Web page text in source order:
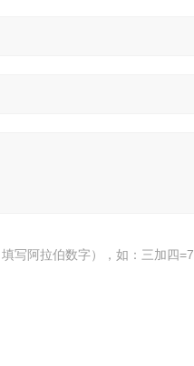
写阿拉伯数字），如：三加四=7